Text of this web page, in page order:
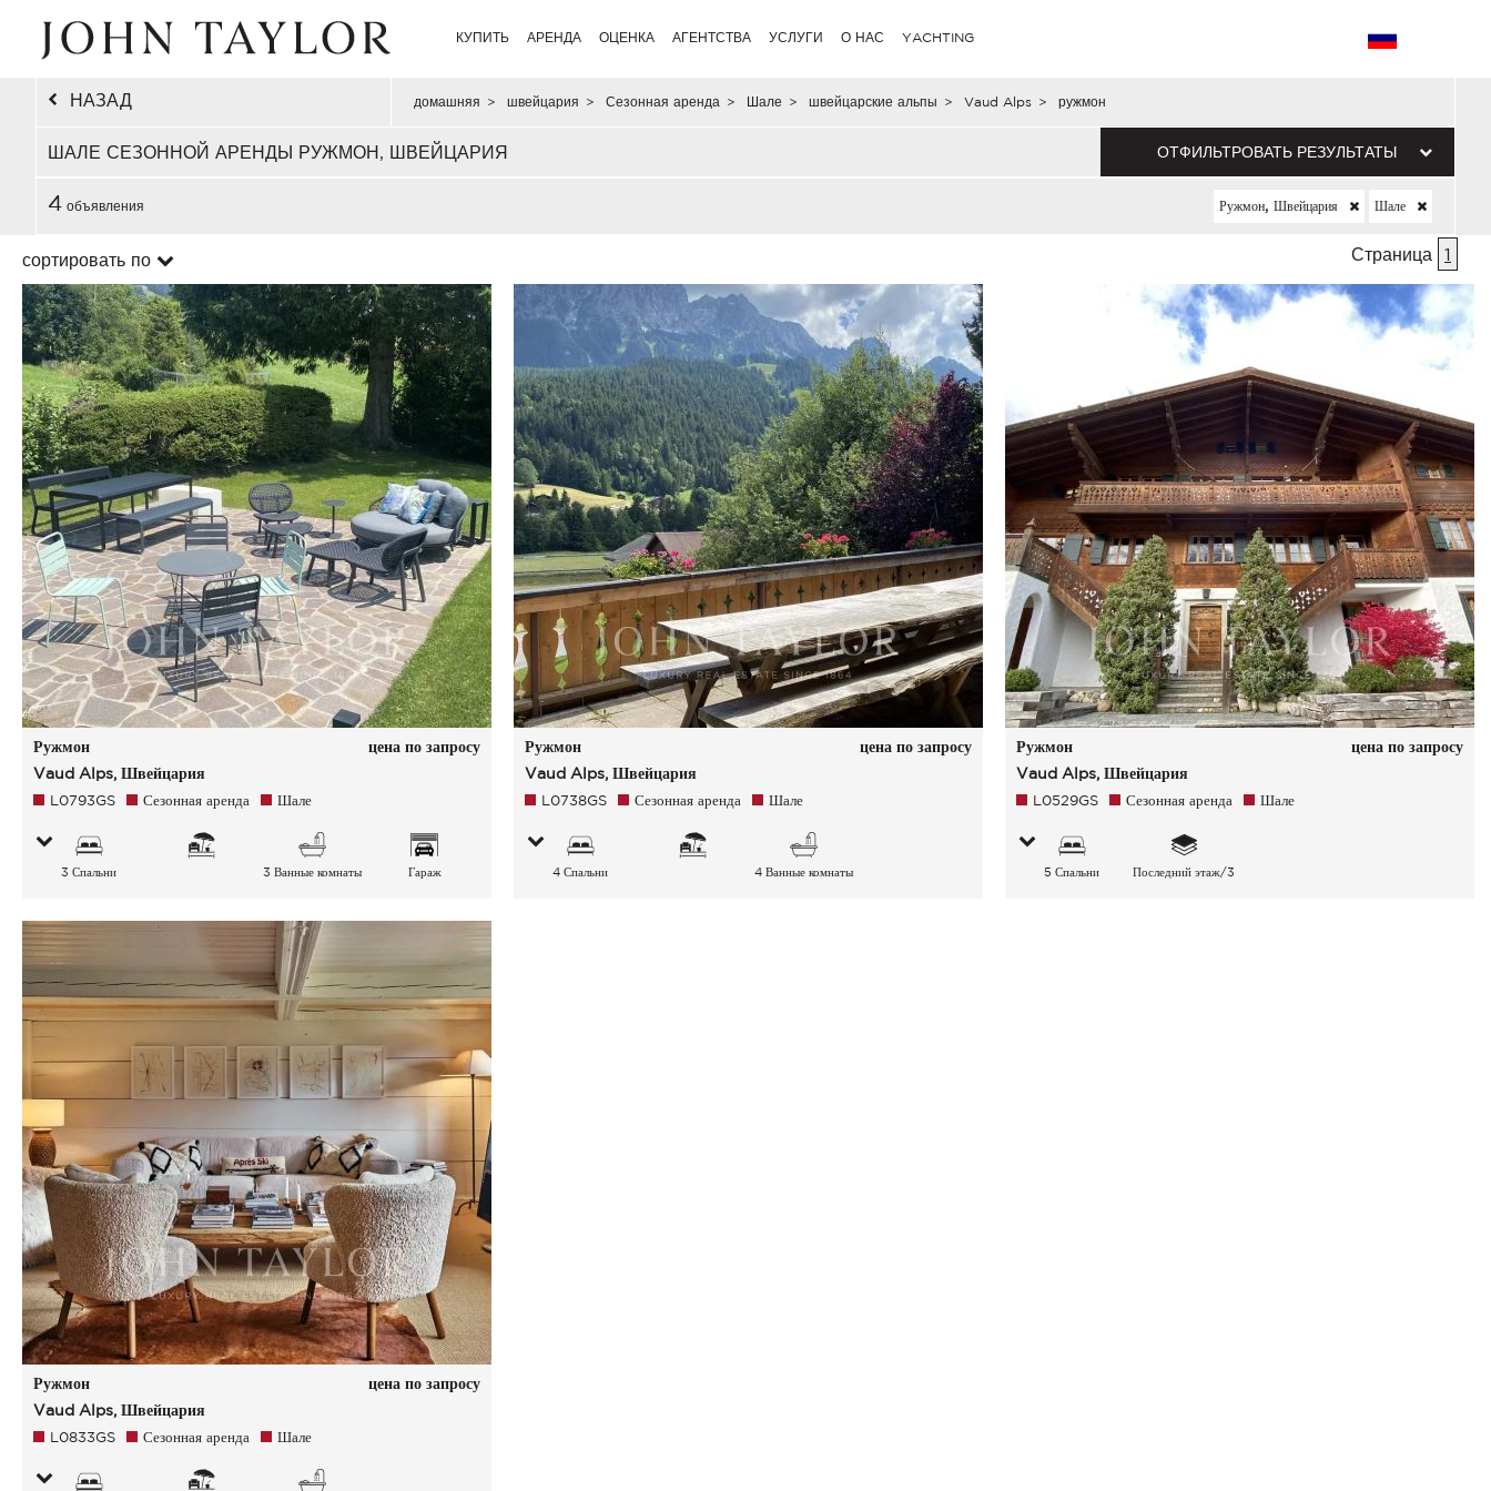
КУПИТЬ АРЕНДА ОЦЕНКА АГЕНТСТВА УСЛУГИ О НАС YACHTING
НАЗАД домашняя > швейцария > Сезонная аренда > Шале > швейцарские альпы > Vaud Alps > ружмон
ШАЛЕ СЕЗОННОЙ АРЕНДЫ РУЖМОН, ШВЕЙЦАРИЯ ОТФИЛЬТРОВАТЬ РЕЗУЛЬТАТЫ
4 объявления Ружмон, Швейцария Шале
сортировать по Страница 1
Ружмон
Vaud Alps, Швейцария
цена по запросу
L0793GS Сезонная аренда Шале
3 Спальни 3 Ванные комнаты Гараж
Ружмон
Vaud Alps, Швейцария
цена по запросу
L0738GS Сезонная аренда Шале
4 Спальни 4 Ванные комнаты
Ружмон
Vaud Alps, Швейцария
цена по запросу
L0529GS Сезонная аренда Шале
5 Спальни Последний этаж/3
Ружмон
Vaud Alps, Швейцария
цена по запросу
L0833GS Сезонная аренда Шале